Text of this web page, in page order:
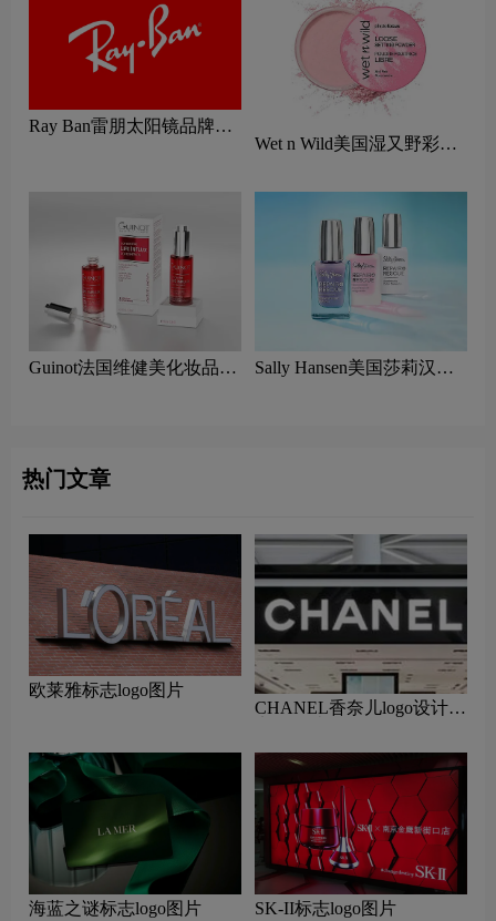
Ray Ban雷朋太阳镜品牌标
Wet n Wild美国湿又野彩妆
念
Guinot法国维健美化妆品
Sally Hansen美国莎莉汉森
热门文章
欧莱雅标志logo图片
CHANEL香奈儿logo设计含
海蓝之谜标志logo图片 SK-II标志logo图片